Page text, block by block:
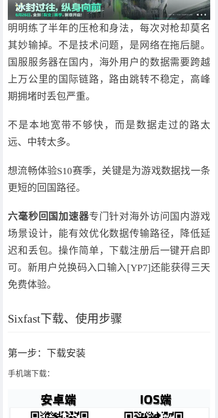
明明练了半年的压枪和身法，每次对枪却莫名
其妙输掉。不是技术问题，是网络在拖后腿。
国服服务器在国内，海外用户的数据需要跨越
上万公里的国际链路，路由跳转不稳定，高峰
期拥堵时丢包严重。
不是本地宽带不够快，而是数据走过的路太
远、中转太多。
想流畅体验S10赛季，关键是为游戏数据找一条
更短的回国路径。
六毫秒回国加速器专门针对海外访问国内游戏
场景设计，能有效优化数据传输路径，降低延
迟和丢包。操作简单，下载注册后一键开启即
可。新用户兑换码入口输入[YP7]还能获得三天
免费体验。
Sixfast下载、使用步骤
第一步：下载安装
手机端下载：